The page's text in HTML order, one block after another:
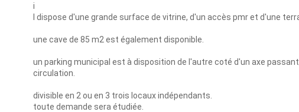
i
l dispose d'une grande surface de vitrine, d'un accès pmr et d'une
une cave de 85 m2 est également disponible.
un parking municipal est à disposition de l'autre coté d'un axe
circulation.
divisible en 2 ou en 3 trois locaux indépendants.
toute demande sera étudiée.